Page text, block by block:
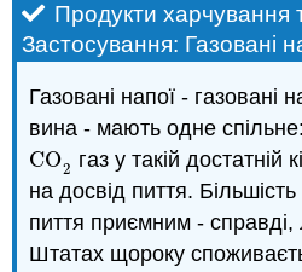
Продукти харчування
Застосування: Газовані
Газовані напої - газовані
вина - мають одне
CO2
CO2 газ у такій достатній
на досвід пиття.
пиття приємним -
Штатах щороку